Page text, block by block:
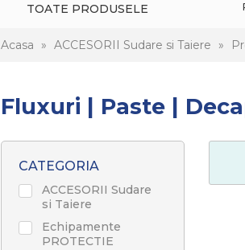
TOATE PRODUSELE
Acasa » ACCESORII Sudare si Taiere »
Fluxuri | Paste |
CATEGORIA
ACCESORII Sudare
si Taiere
Echipamente
PROTECTIE